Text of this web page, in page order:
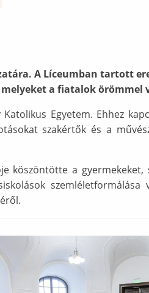
A Líceumban tartott
a fiatalok örömmel
Egyetem. Ehhez
szakértők és a
köszöntötte a gyermekeket,
szemléletformálása
aca